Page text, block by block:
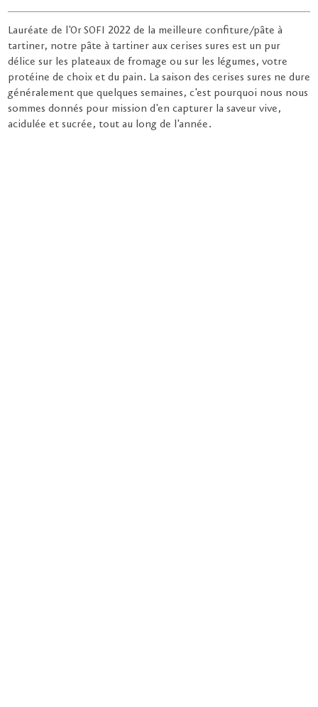
Lauréate de l'Or SOFI 2022 de la meilleure confiture/pâte à
tartiner, notre pâte à tartiner aux cerises sures est un pur
délice sur les plateaux de fromage ou sur les légumes, votre
protéine de choix et du pain. La saison des cerises sures ne dure
généralement que quelques semaines, c'est pourquoi nous nous
sommes donnés pour mission d'en capturer la saveur vive,
acidulée et sucrée, tout au long de l'année.